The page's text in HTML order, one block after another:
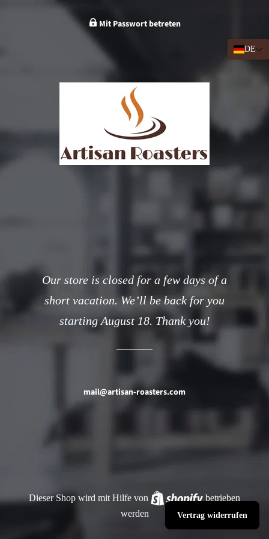
Mit Passwort betreten
Our store is closed for a few days of a
short vacation. We’ll be back for you
starting August 18. Thank you!
mail@artisan-roasters.com
Dieser Shop wird mit Hilfe von Shopify
betrieben
werden
Vertrag widerrufen
DE